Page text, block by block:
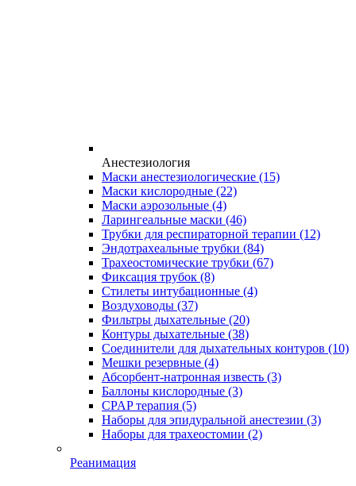
Анестезиология
Маски анестезиологические (15)
Маски кислородные (22)
Маски аэрозольные (4)
Ларингеальные маски (46)
Трубки для респираторной терапии (12)
Эндотрахеальные трубки (84)
Трахеостомические трубки (67)
Фиксация трубок (8)
Стилеты интубационные (4)
Воздуховоды (37)
Фильтры дыхательные (20)
Контуры дыхательные (38)
Соединители для дыхательных контуров (10)
Мешки резервные (4)
Абсорбент-натронная известь (3)
Баллоны кислородные (3)
CPAP терапия (5)
Наборы для эпидуральной анестезии (3)
Наборы для трахеостомии (2)
Реанимация